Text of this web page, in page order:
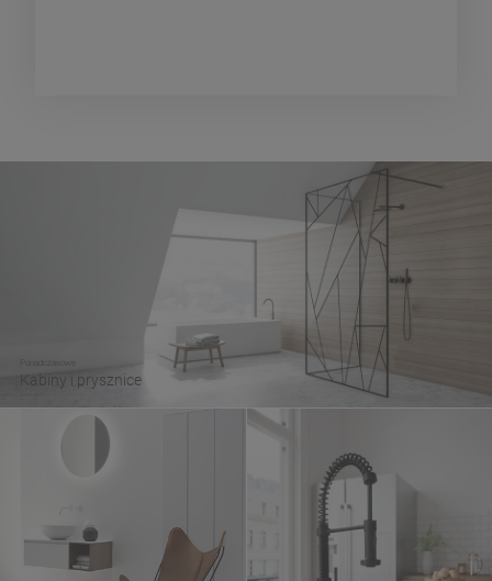
Ponadczasowe
Kabiny i prysznice